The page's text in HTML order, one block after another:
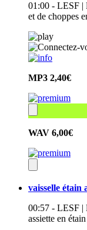
01:00 - LESF |
et de choppes
MP3 2,40€
WAV 6,00€
vaisselle étain
00:57 - LESF |
assiette en